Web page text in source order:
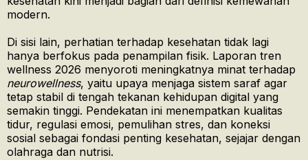
modern.
Di sisi lain, perhatian terhadap kesehatan tidak lagi
hanya berfokus pada penampilan fisik. Laporan tren
wellness 2026 menyoroti meningkatnya minat terhadap
neurowellness, yaitu upaya menjaga sistem saraf agar
tetap stabil di tengah tekanan kehidupan digital yang
semakin tinggi. Pendekatan ini menempatkan kualitas
tidur, regulasi emosi, pemulihan stres, dan koneksi
sosial sebagai fondasi penting kesehatan, sejajar dengan
olahraga dan nutrisi.